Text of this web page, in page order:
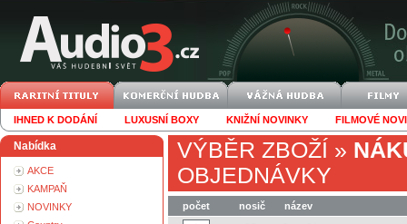
IHNED K DODÁNÍ LUXUSNÍ BOXY KNIŽNÍ NOVINKY FILMOVÉ
Nabídka
AKCE
KAMPAŇ
NOVINKY
VÝBĚR ZBOŽÍ »
OBJEDNÁVKY
počet nosič
název